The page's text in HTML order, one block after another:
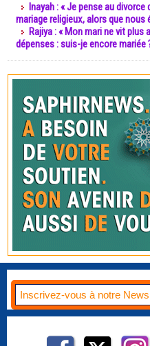
Inayah : « Je pense au
mariage religieux, alors que nous
Rajiya : « Mon mari ne vit
dépenses : suis-je encore mariée